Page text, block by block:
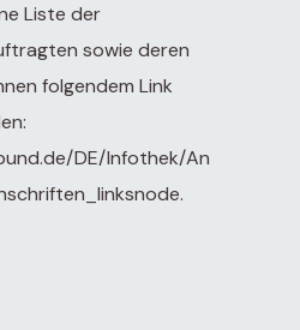
Liste der
sowie deren
folgendem Link
DE/Infothek/An